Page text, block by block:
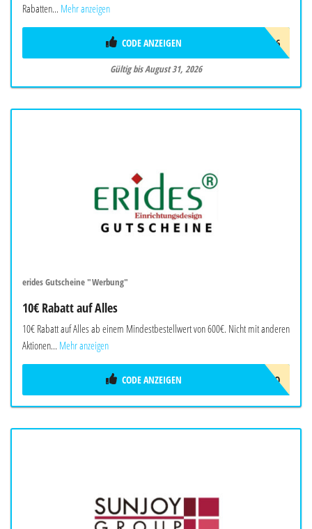
Rabatten... Mehr anzeigen
AUG26
CODE ANZEIGEN
Gültig bis August 31, 2026
erides Gutscheine "Werbung"
10€ Rabatt auf Alles
10€ Rabatt auf Alles ab einem Mindestbestellwert von 600€. Nicht mit anderen
Aktionen... Mehr anzeigen
ERIDES-10EURO
CODE ANZEIGEN